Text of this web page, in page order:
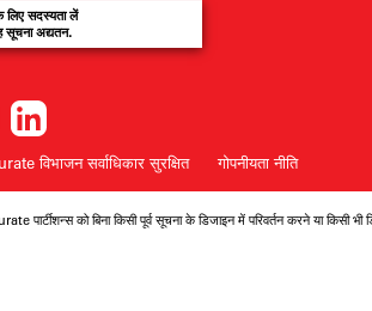
लिए सदस्यता लें
अद्यतन.
विभाजनसर्वाधिकार सुरक्षित गोपनीयता नीति
पार्टीशन्स को बिना किसी पूर्व सूचना के डिजाइन में परिवर्तन करने या किसी